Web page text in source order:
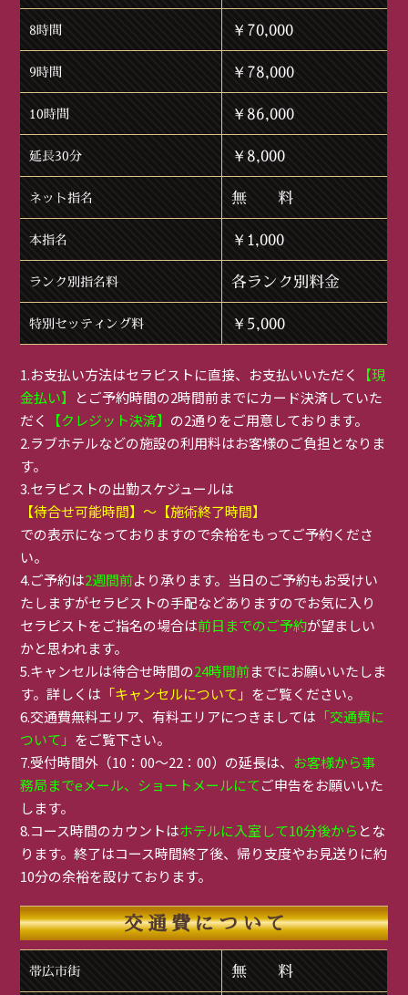
8時間 ￥70,000
9時間 ￥78,000
10時間 ￥86,000
延長30分 ￥8,000
ネット指名 無 料
本指名 ￥1,000
ランク別指名料 各ランク別料金
特別セッティング料 ￥5,000
1.お支払い方法はセラピストに直接、お支払いいただく
【現
金払い】
とご予約時間の2時間前までにカード決済していた
だく
【クレジット決済】 の2通りをご用意しております。
2.ラブホテルなどの施設の利用料はお客様のご負担となりま
す。
3.セラピストの出勤スケジュールは
【待合せ可能時間】～【施術終了時間】
での表示になっておりますので余裕をもってご予約くださ
い。
4.ご予約は2週間前より承ります。当日のご予約もお受けい
たしますがセラピストの手配などありますのでお気に入り
セラピストをご指名の場合は前日までのご予約が望ましい
かと思われます。
5.キャンセルは待合せ時間の24時間前までにお願いいたしま
す。詳しくは 「キャンセルについて」 をご覧ください。
6.交通費無料エリア、有料エリアにつきましては 「交通費に
ついて」 をご覧下さい。
7.受付時間外（10：00～22：00）の延長は、 お客様から事
務局までeメール、ショートメールにてご申告をお願いいた
します。
8.コース時間のカウントはホテルに入室して10分後から とな
ります。終了はコース時間終了後、帰り支度やお見送りに約
10分の余裕を設けております。
交通費について
帯広市街 無 料